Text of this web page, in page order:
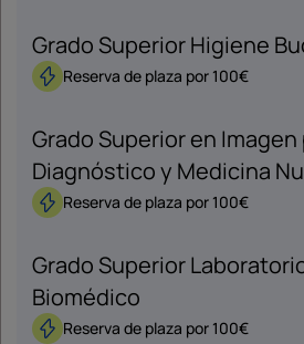
Grado Superior Higiene
Reserva de plaza por 100€
Grado Superior en Imagen
Diagnóstico y Medicina
Reserva de plaza por 100€
Grado Superior
Biomédico
Reserva de plaza por 100€